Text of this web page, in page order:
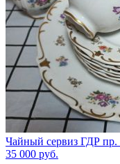
Чайный сервиз ГДР пр.
35 000 руб.